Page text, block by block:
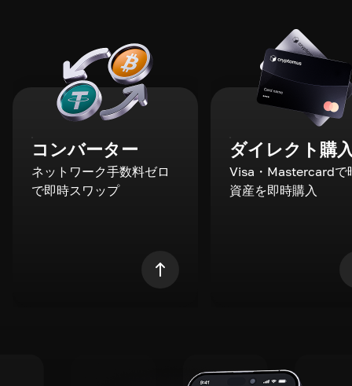
コンバーター
ネットワーク手数料ゼロ
で即時スワップ
ダイレクト購
Visa・Mastercardで
資産を即時購入